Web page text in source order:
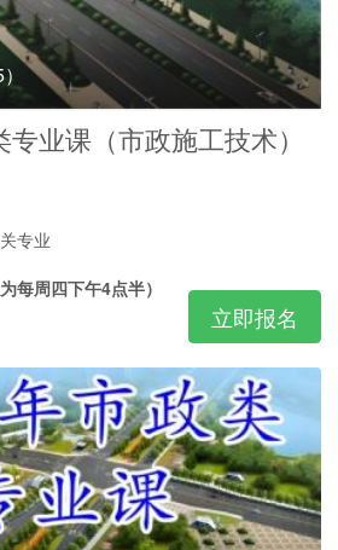
业课（市政施工技术）
专业
每周四下午4点半）
立即报名